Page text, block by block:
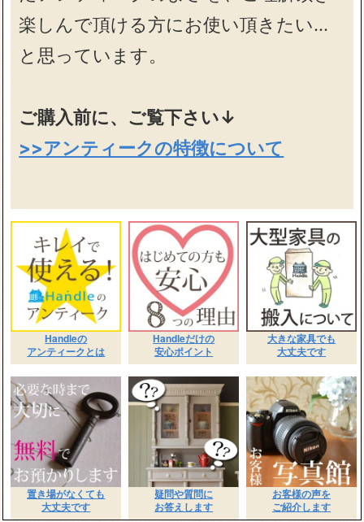
楽しんで頂ける方にお使い頂きたい…
と思っています。
ご購入前に、ご覧下さい↓
>>アンティークの特徴について
Handleの
アンティークとは
Handleだけの
安心ポイント
大きな家具でも
大丈夫です
置き場がなくても
大丈夫です
疑問や質問に
お答えします
お客様の声を
ご紹介します